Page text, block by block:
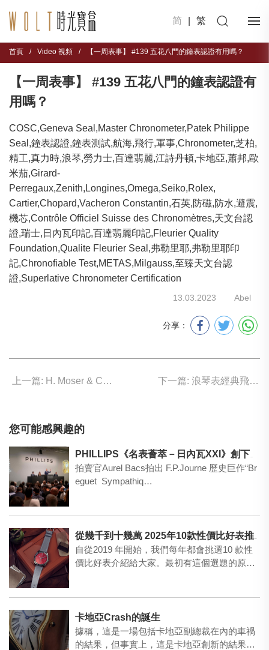
简 繁
首頁 / Video 視頻 / 【一周表事】 #139 五花八門的鐘表認證有用嗎？
【一周表事】 #139 五花八門的鐘表認證有
用嗎？
COSC,Geneva Seal,Master Chronometer,Patek Philippe
Seal,鐘表認證,鐘表測試,航海,飛行,軍事,Chronometer,芝柏,
精工,真力時,浪琴,勞力士,百達翡麗,江詩丹頓,卡地亞,蕭邦,歐
米茄,Girard-
Perregaux,Zenith,Longines,Omega,Seiko,Rolex,
Cartier,Chopard,Vacheron Constantin,石英,防磁,防水,避震,
機芯,Contrôle Officiel Suisse des Chronomètres,天文台認
證,瑞士,日內瓦印記,百達翡麗印記,Fleurier Quality
Foundation,Qualite Fleurier Seal,弗勒里耶,弗勒里耶印
記,Chronofiable Test,METAS,Milgauss,至臻天文台認
證,Superlative Chronometer Certification
13.03.2023 Abel
分享：
上一篇: H. Moser & Cie. 簡約萬年曆 披上钽金盔甲 下一篇: 浪琴表經典飛行員腕表回歸
您可能感興趣的
拍賣官Aurel Bacs拍出 F.P.Journe 歷史巨作“Br
eguet Sympathiq…
自從2019 年開始，我們每年都會挑選10 款性
價比好表介紹給大家。最初有這個選題的原
卡地亞Crash的誕生
據稱，這是一場包括卡地亞副總裁在內的車禍
的結果，但事實上，這是卡地亞創新的結果，